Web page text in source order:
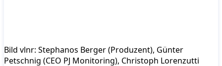
Bild vlnr: Stephanos Berger (Produzent), Günter
Petschnig (CEO PJ Monitoring), Christoph Lorenzutti